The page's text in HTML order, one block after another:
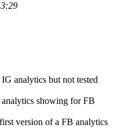
analytics but not tested
showing for FB
version of a FB analytics